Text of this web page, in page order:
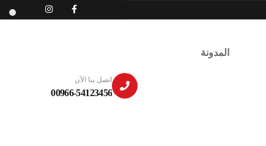
المدونة
اتصل بنا الآن
00966-54123456